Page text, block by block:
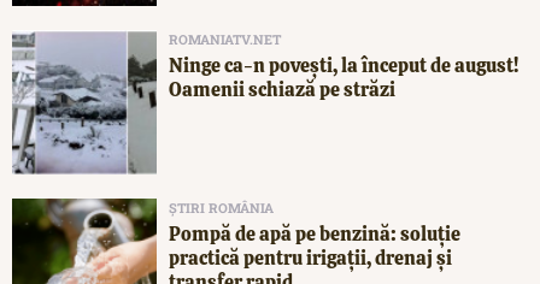
ROMANIATV.NET
Ninge ca-n povești, la început de august!
Oamenii schiază pe străzi
ȘTIRI ROMÂNIA
Pompă de apă pe benzină: soluție
practică pentru irigații, drenaj și